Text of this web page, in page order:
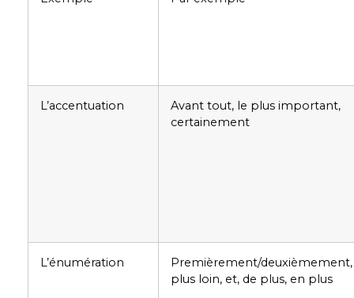
L’accentuation
Avant tout, le plus important,
certainement
L’énumération
Premièrement/deuxièmement,
plus loin, et, de plus, en plus